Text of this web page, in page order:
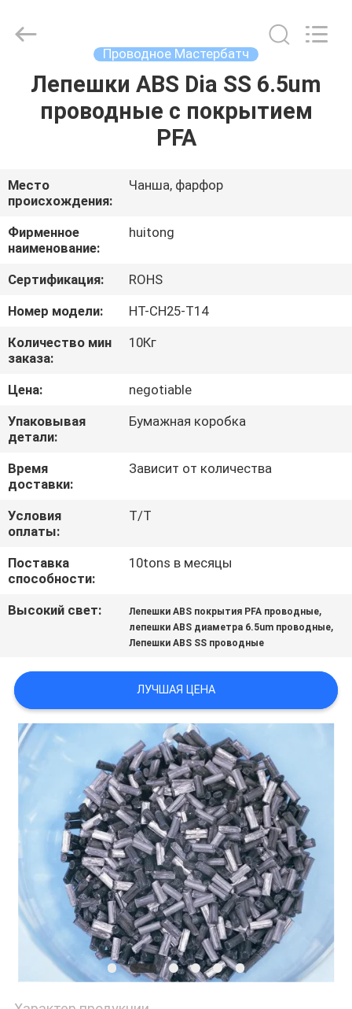
ДОМ
ВИДЕО
ШОУ
VR
О
НАС
ПУТЕШЕСТВИЕ
ФАБРИКИ
ПРОВЕРКА
КАЧЕСТВА
СВЯЖИТЕСЬ
МЫ
СПРОСИТЕ
КАРТА
САЙТА
ПОЛИТИКА
УЕДИНЕНИЯ
Materials
Проводное Мастербатч
Лепешки ABS Dia SS 6.5um
проводные с покрытием
PFA
Место
происхождения:
Чанша, фарфор
Фирменное
наименование:
huitong
Сертификация:
ROHS
Номер модели:
HT-CH25-T14
Количество мин
заказа:
10Кг
Цена:
negotiable
Упаковывая
детали:
Бумажная коробка
Время
доставки:
Зависит от количества
Условия
оплаты:
T/T
Поставка
способности:
10tons в месяцы
Высокий свет: Лепешки ABS покрытия PFA проводные,
лепешки ABS диаметра 6.5um проводные,
Лепешки ABS SS проводные
ЛУЧШАЯ ЦЕНА